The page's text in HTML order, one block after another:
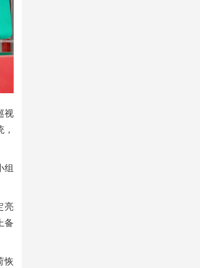
视
组
亮
备
恢